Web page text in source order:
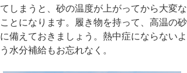
てしまうと、砂の温度が上がってから大変な
ことになります。履き物を持って、高温の砂
に備えておきましょう。熱中症にならないよ
う水分補給もお忘れなく。